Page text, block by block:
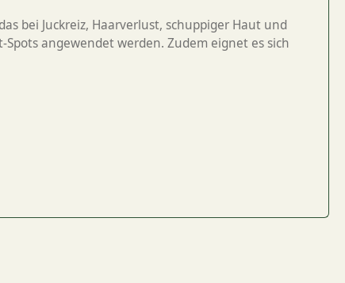
bei Juckreiz, Haarverlust, schuppiger Haut und
angewendet werden. Zudem eignet es sich